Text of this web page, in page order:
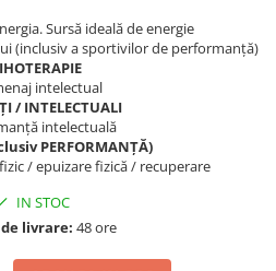
Sursă ideală de energie
(inclusiv a sportivilor de performanță)
intelectual
/ INTELECTUALI
intelectuală
PERFORMANȚĂ)
/ epuizare fizică / recuperare
IN STOC
livrare: 48 ore